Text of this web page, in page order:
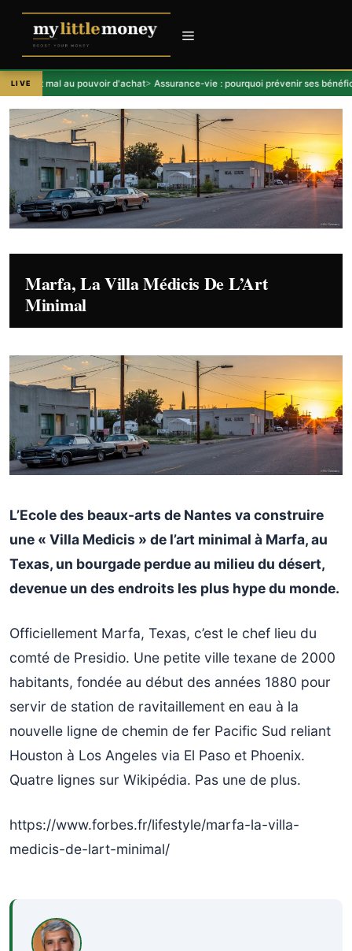
Aller
contenu
LIVE
fait mal au pouvoir d'achat Assurance-vie : pourquoi prévenir ses
Marfa, La Villa Médicis De L’Art
Minimal
L’Ecole des beaux-arts de Nantes va construire
une « Villa Medicis » de l’art minimal à Marfa, au
Texas, un bourgade perdue au milieu du désert,
devenue un des endroits les plus hype du monde.
Officiellement Marfa, Texas, c’est le chef lieu du
comté de Presidio. Une petite ville texane de 2000
habitants, fondée au début des années 1880 pour
servir de station de ravitaillement en eau à la
nouvelle ligne de chemin de fer Pacific Sud reliant
Houston à Los Angeles via El Paso et Phoenix.
Quatre lignes sur Wikipédia. Pas une de plus.
https://www.forbes.fr/lifestyle/marfa-la-villa-
medicis-de-lart-minimal/